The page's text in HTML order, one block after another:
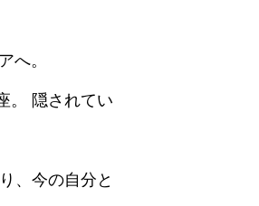
へ。
。 隠されてい
、今の自分と